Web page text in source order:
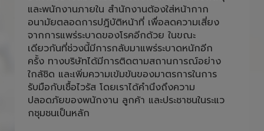
และพนักงานภายใน สำนักงานต้องใส่หน้ากาก
อนามัยตลอดการปฎิบัติหน้าที่ เพื่อลดความเสี่ยง
จากการแพร่ระบาดของโรคอีกด้วย ในขณะ
เดียวกันที่ช่วงนี้มีการกลับมาแพร่ระบาดหนักอีก
ครั้ง ทางบริษัทได้มีการติดตามสถานการณ์อย่าง
ใกล้ชิด และเพิ่มความเข้มข้นของมาตรการในการ
รับมือกับเชื้อไวรัส โดยเราได้คำนึงถึงความ
ปลอดภัยของพนักงาน ลูกค้า และประชาชนในระแว
กชุมชนเป็นหลัก